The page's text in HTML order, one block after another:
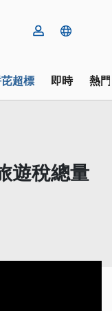
超標 即時 熱
遊稅總量